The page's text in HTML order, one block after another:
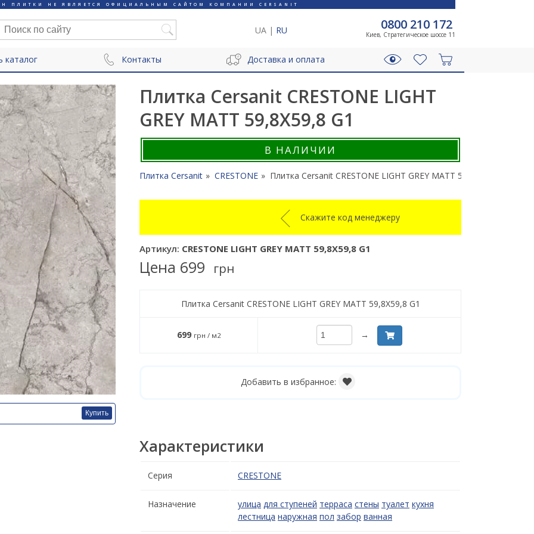
ПЛИТКИ НЕ ЯВЛЯЕТСЯ ОФИЦИАЛЬНЫМ САЙТОМ КОМПАНИИ CERSANIT
UA | RU 0800 210 172
Киев, Стратегическое шоссе 11
каталог Контакты Доставка и оплата
Купить
Плитка Cersanit CRESTONE LIGHT
GREY MATT 59,8X59,8 G1
В НАЛИЧИИ
Плитка Cersanit CRESTONE Плитка Cersanit CRESTONE LIGHT GREY MATT 59,8X59,8 G1
Скажите код менеджеру
Артикул: CRESTONE LIGHT GREY MATT 59,8X59,8 G1
Цена 699 грн
Плитка Cersanit CRESTONE LIGHT GREY MATT 59,8X59,8 G1
699 грн / м2 →
Добавить в избранное:
Характеристики
Серия CRESTONE
Назначение улица для ступеней терраса стены туалет кухня
лестница наружная пол забор ванная